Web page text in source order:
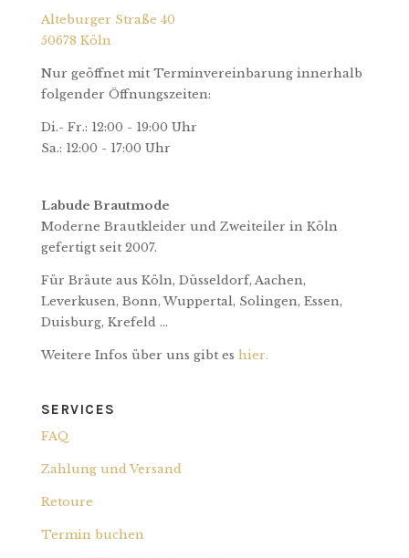
Alteburger Straße 40
50678 Köln
Nur geöffnet mit Terminvereinbarung innerhalb
folgender Öffnungszeiten:
Di.- Fr.: 12:00 - 19:00 Uhr
Sa.: 12:00 - 17:00 Uhr
Labude Brautmode
Moderne Brautkleider und Zweiteiler in Köln
gefertigt seit 2007.
Für Bräute aus Köln, Düsseldorf, Aachen,
Leverkusen, Bonn, Wuppertal, Solingen, Essen,
Duisburg, Krefeld ...
Weitere Infos über uns gibt es hier.
SERVICES
FAQ
Zahlung und Versand
Retoure
Termin buchen